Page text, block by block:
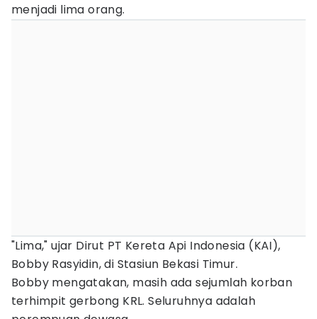
menjadi lima orang.
"Lima," ujar Dirut PT Kereta Api Indonesia (KAI),
Bobby Rasyidin, di Stasiun Bekasi Timur.
Bobby mengatakan, masih ada sejumlah korban
terhimpit gerbong KRL. Seluruhnya adalah